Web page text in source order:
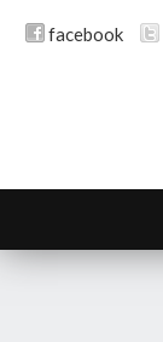
facebook